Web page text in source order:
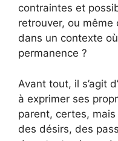
contraintes et
retrouver, ou
dans un contexte
permanence ?
Avant tout, il s’agit
à exprimer ses
parent, certes,
des désirs, des